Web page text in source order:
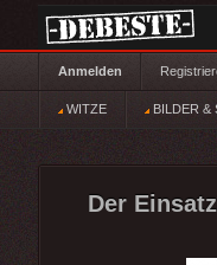
Anmelden
WITZE BILDER &
Der